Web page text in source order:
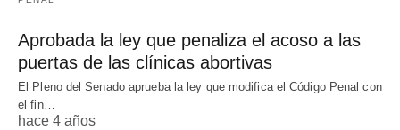
Aprobada la ley que penaliza el acoso a las
puertas de las clínicas abortivas
El Pleno del Senado aprueba la ley que modifica el Código Penal con
el fin…
hace 4 años